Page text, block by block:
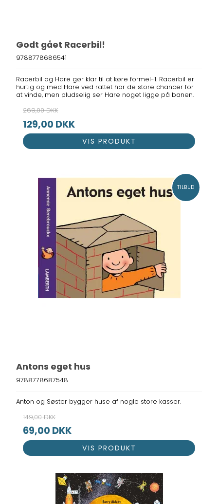
Godt gået Racerbil!
9788778686541
Racerbil og Hare gør klar til at køre formel-1. Racerbil er
hurtig og med Hare ved rattet har de store chancer for
at vinde, men pludselig ser Hare noget ligge på banen.
269,00 DKK
129,00 DKK
VIS PRODUKT
TILBUD
Antons eget hus
9788778687548
Anton og Søster bygger huse af nogle store kasser.
149,00 DKK
69,00 DKK
VIS PRODUKT